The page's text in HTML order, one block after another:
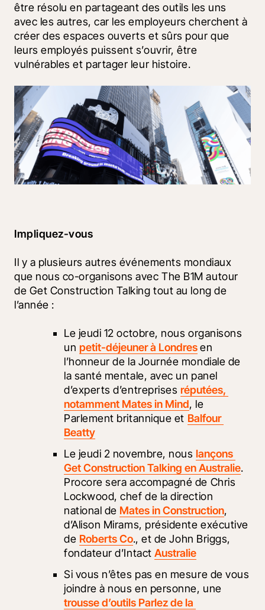
être résolu en partageant des outils les uns
avec les autres, car les employeurs cherchent à
créer des espaces ouverts et sûrs pour que
leurs employés puissent s’ouvrir, être
vulnérables et partager leur histoire.
Impliquez-vous
Il y a plusieurs autres événements mondiaux
que nous co-organisons avec The B1M autour
de Get Construction Talking tout au long de
l’année :
Le jeudi 12 octobre, nous organisons
un petit-déjeuner à Londres en
l’honneur de la Journée mondiale de
la santé mentale, avec un panel
d’experts d’entreprises réputées,
notamment Mates in Mind, le
Parlement britannique et Balfour
Beatty
Le jeudi 2 novembre, nous lançons
Get Construction Talking en Australie.
Procore sera accompagné de Chris
Lockwood, chef de la direction
national de Mates in Construction,
d’Alison Mirams, présidente exécutive
de Roberts Co., et de John Briggs,
fondateur d’Intact Australie
Si vous n’êtes pas en mesure de vous
trousse d’outils Parlez de la